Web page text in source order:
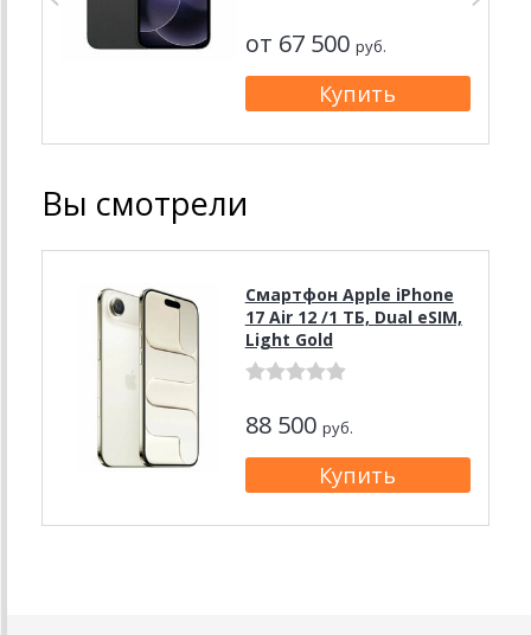
от 67 500 руб.
Вы смотрели
Смартфон Apple iPhone
17 Air 12 /1 ТБ, Dual eSIM,
Light Gold
88 500 руб.